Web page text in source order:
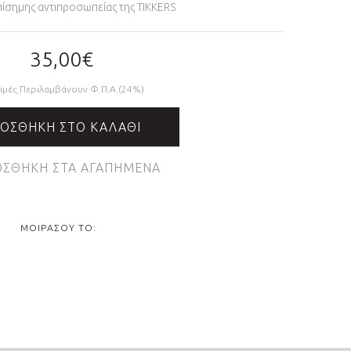
αντιπροσωπείας της TIKKERS
35,00€
Περιλαμβάνουν Φ.Π.Α.(24%)
ΣΤΟ ΚΑΛΆΘΙ
ΣΤΑ ΑΓΑΠΗΜΈΝΑ
ΜΟΙΡΆΣΟΥ ΤΟ: